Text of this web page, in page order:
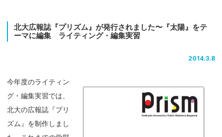
北大広報誌 『プリズム』 が発行されました〜 『太陽』をテ
ーマに編集 ライティング・ 編集実習
2014.3.8
今年度のライティン
グ・編集実習では、
北大の広報誌『プリ
ズム』を制作しまし